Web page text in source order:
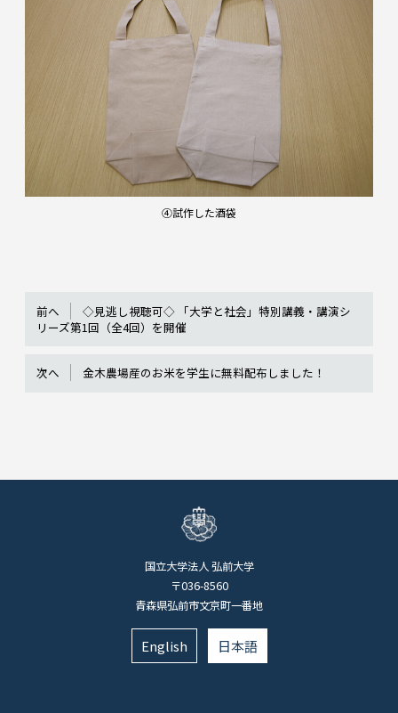
④試作した酒袋
前へ
◇見逃し視聴可◇ 「大学と社会」特別講義・講演シ
リーズ第1回（全4回）を開催
次へ 金木農場産のお米を学生に無料配布しました！
国立大学法人 弘前大学
〒036-8560
青森県弘前市文京町一番地
English 日本語